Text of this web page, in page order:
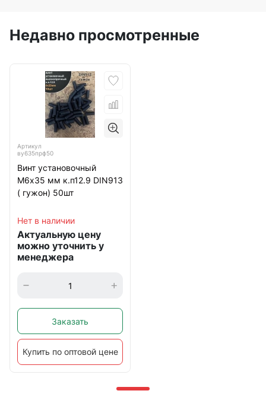
Недавно просмотренные
Артикул
ву635прф50
Винт установочный
М6х35 мм к.п12.9 DIN913
( гужон) 50шт
Нет в наличии
Актуальную цену
можно уточнить у
менеджера
Заказать
Купить по оптовой цене